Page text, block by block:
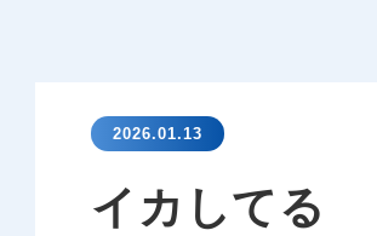
2026.01.13
イカしてる